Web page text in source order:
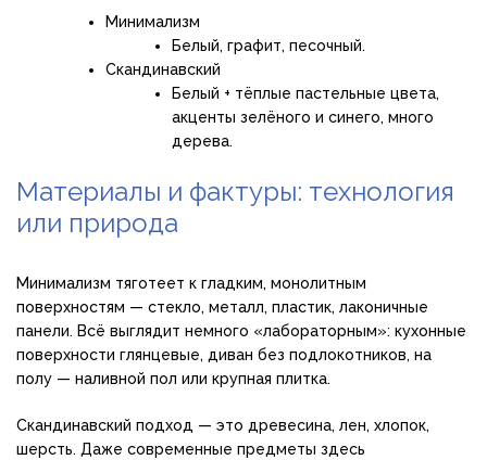
Минимализм
Белый, графит, песочный.
Скандинавский
Белый + тёплые пастельные цвета,
акценты зелёного и синего, много
дерева.
Материалы и фактуры: технология
или природа
Минимализм тяготеет к гладким, монолитным
поверхностям — стекло, металл, пластик, лаконичные
панели. Всё выглядит немного «лабораторным»: кухонные
поверхности глянцевые, диван без подлокотников, на
полу — наливной пол или крупная плитка.
Скандинавский подход — это древесина, лен, хлопок,
шерсть. Даже современные предметы здесь